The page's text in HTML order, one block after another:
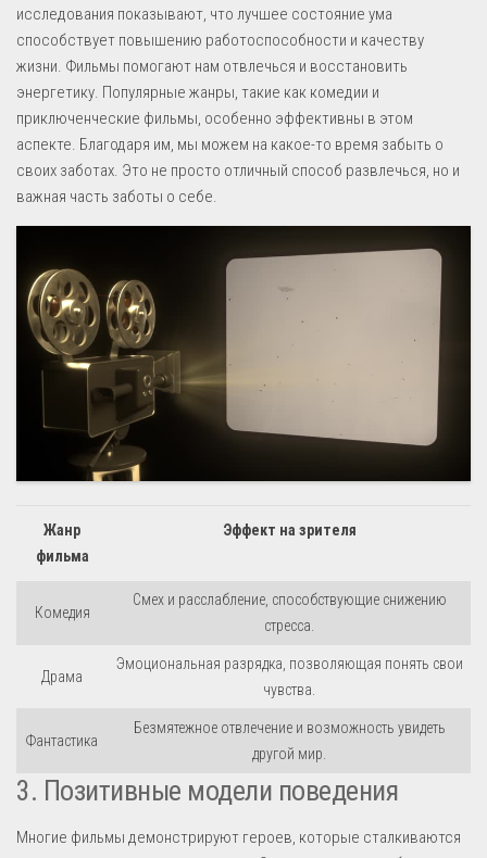
исследования показывают, что лучшее состояние ума
способствует повышению работоспособности и качеству
жизни. Фильмы помогают нам отвлечься и восстановить
энергетику. Популярные жанры, такие как комедии и
приключенческие фильмы, особенно эффективны в этом
аспекте. Благодаря им, мы можем на какое-то время забыть о
своих заботах. Это не просто отличный способ развлечься, но и
важная часть заботы о себе.
Жанр
фильма
Эффект на зрителя
Комедия
Смех и расслабление, способствующие снижению
стресса.
Драма
Эмоциональная разрядка, позволяющая понять свои
чувства.
Фантастика
Безмятежное отвлечение и возможность увидеть
другой мир.
3. Позитивные модели поведения
Многие фильмы демонстрируют героев, которые сталкиваются